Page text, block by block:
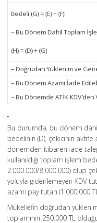
Bedeli (G) = (E) + (F)
– Bu Dönem Dahil Toplam
(H) = (D) + (G)
– Doğrudan Yüklenim ve
– Bu Dönem Azami İade
– Bu Dönemde ATİK
Bu durumda, bu dönem
bedelinin (D), çekicinin aktife
dönemden itibaren iade
kullanıldığı toplam işlem
2.000.000/8.000.000) olup
yoluyla giderilemeyen KDV
azami pay tutarı (1.000.000
Mükellefin doğrudan
toplamının 250.000 TL